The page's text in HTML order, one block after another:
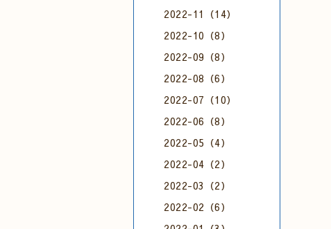
2022-11（14）
2022-10（8）
2022-09（8）
2022-08（6）
2022-07（10）
2022-06（8）
2022-05（4）
2022-04（2）
2022-03（2）
2022-02（6）